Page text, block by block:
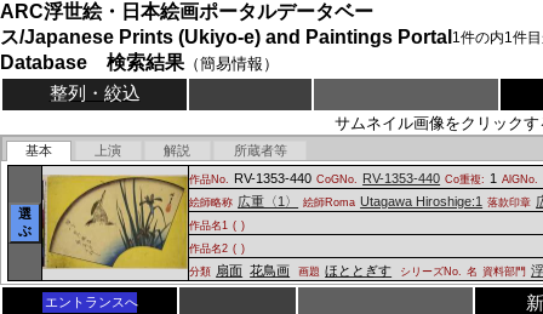
ARC浮世絵・日本絵画ポータルデータベー
ス/Japanese Prints (Ukiyo-e) and Paintings Portal
Database 検索結果（簡易情報）
1件の内1件
整列・絞込
サムネイル画像をクリック
基本 上演 解説 所蔵者等
選
ぶ
作品No. RV-1353-440 CoGNo. RV-1353-440 Co重複: 1
AlGNo.
絵師略称 広重〈1〉 絵師Roma Utagawa Hiroshige:1 落款印章
作品名1 ( )
作品名2 ( )
分類 扇面 花鳥画 画題 ほととぎす シリーズNo. 名 資料部門
エントランスへ